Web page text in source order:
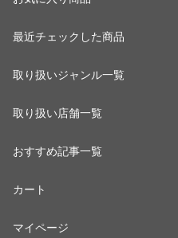
最近チェックした商品
取り扱いジャンル一覧
取り扱い店舗一覧
おすすめ記事一覧
カート
マイページ